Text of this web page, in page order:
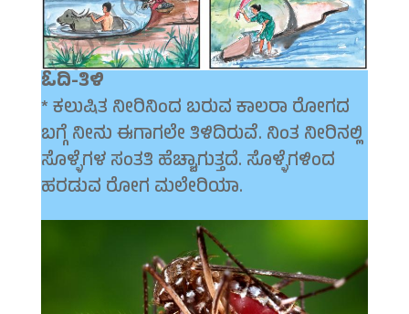
ಓದಿ-ತಿಳಿ
* ಕಲುಷಿತ ನೀರಿನಿಂದ ಬರುವ ಕಾಲರಾ ರೋಗದ
ಬಗ್ಗೆ ನೀನು ಈಗಾಗಲೇ ತಿಳಿದಿರುವೆ. ನಿಂತ ನೀರಿನಲ್ಲಿ
ಸೊಳ್ಳೆಗಳ ಸಂತತಿ ಹೆಚ್ಚಾಗುತ್ತದೆ. ಸೊಳ್ಳೆಗಳಿಂದ
ಹರಡುವ ರೋಗ ಮಲೇರಿಯಾ.